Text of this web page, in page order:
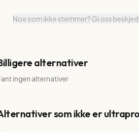
Noe som ikke stemmer? Gi oss beskjed
alternativer
ingen alternativer
som ikke er